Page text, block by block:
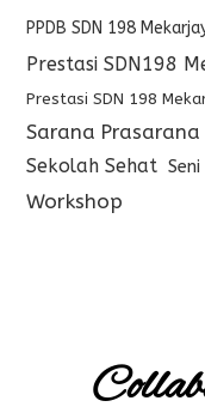
PPDB SDN 198
Prestasi SDN198
Prestasi SDN 198
Sarana Prasarana
Sekolah Sehat
Workshop